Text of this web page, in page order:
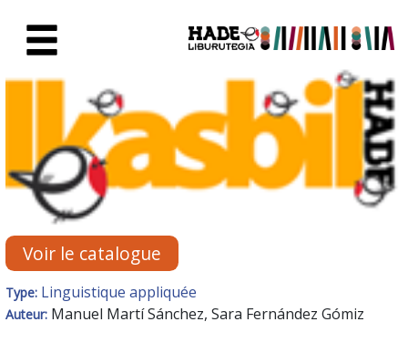
Fiche de Nouveaux Livres -
Voir le catalogue
Type: Linguistique appliquée
Auteur: Manuel Martí Sánchez, Sara Fernández Gómiz